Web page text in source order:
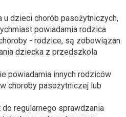
u dzieci chorób pasożytniczych,
powiadamia rodzica
- rodzice, są zobowiązani
dziecka z przedszkola
powiadamia innych rodziców
choroby pasożytniczej lub
regularnego sprawdzania